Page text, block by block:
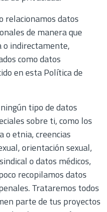
relacionamos datos
de manera que
indirectamente,
como datos
en esta Política de
tipo de datos
sobre ti, como los
o etnia, creencias
orientación sexual,
o datos médicos,
recopilamos datos
Trataremos todos
parte de tus proyectos